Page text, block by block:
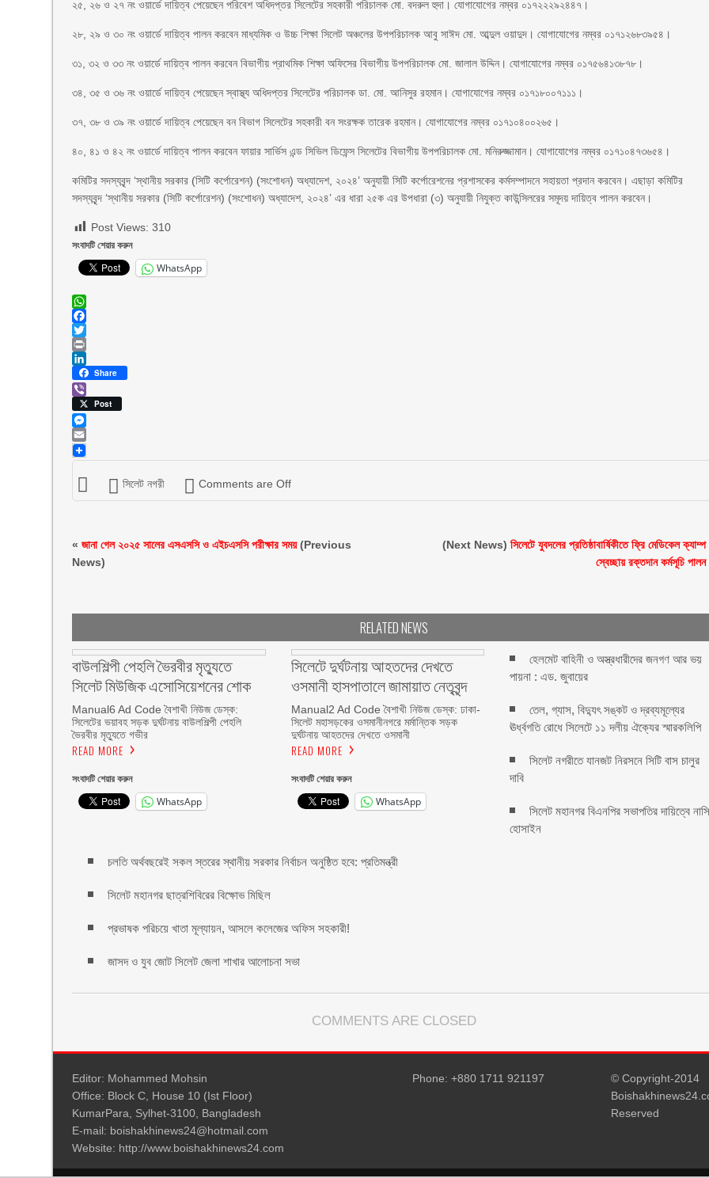
২৫, ২৬ ও ২৭ নং ওয়ার্ডে দায়িত্ব পেয়েছেন পরিবেশ অধিদপ্তর সিলেটের সহকারী পরিচালক মো. বদরুল হুদা। যোগাযোগের নম্বর ০১৭২২২৯২৪৪৭।
২৮, ২৯ ও ৩০ নং ওয়ার্ডে দায়িত্ব পালন করবেন মাধ্যমিক ও উচ্চ শিক্ষা সিলেট অঞ্চলের উপপরিচালক আবু সাঈদ মো. আব্দুল ওয়াদুদ। যোগাযোগের নম্বর ০১৭১২৬৮৩৯৫৪।
৩১, ৩২ ও ৩৩ নং ওয়ার্ডে দায়িত্ব পালন করবেন বিভাগীয় প্রাথমিক শিক্ষা অফিসের বিভাগীয় উপপরিচালক মো. জালাল উদ্দিন। যোগাযোগের নম্বর ০১৭৫৬৪১৩৮৭৮।
৩৪, ৩৫ ও ৩৬ নং ওয়ার্ডে দায়িত্ব পেয়েছেন স্বাস্থ্য অধিদপ্তর সিলেটের পরিচালক ডা. মো. আনিসুর রহমান। যোগাযোগের নম্বর ০১৭১৮০০৭১১১।
৩৭, ৩৮ ও ৩৯ নং ওয়ার্ডে দায়িত্ব পেয়েছেন বন বিভাগ সিলেটের সহকারী বন সংরক্ষক তারেক রহমান। যোগাযোগের নম্বর ০১৭১০৪০০২৬৫।
৪০, ৪১ ও ৪২ নং ওয়ার্ডে দায়িত্ব পালন করবেন ফায়ার সার্ভিস এন্ড সিভিল ডিফেন্স সিলেটের বিভাগীয় উপপরিচালক মো. মনিরুজ্জামান। যোগাযোগের নম্বর ০১৭১০৪৭৩৬৫৪।
কমিটির সদস্যবৃন্দ ‘স্থানীয় সরকার (সিটি কর্পোরেশন) (সংশোধন) অধ্যাদেশ, ২০২৪’ অনুযায়ী সিটি কর্পোরেশনের প্রশাসকের কর্মসম্পাদনে সহায়তা প্রদান করবেন। এছাড়া কমিটির
সদস্যবৃন্দ ‘স্থানীয় সরকার (সিটি কর্পোরেশন) (সংশোধন) অধ্যাদেশ, ২০২৪’ এর ধারা ২৫ক এর উপধারা (৩) অনুযায়ী নিযুক্ত কাউন্সিলরের সমূদয় দায়িত্ব পালন করবেন।
Post Views: 310
সংবাদটি শেয়ার করুন
WhatsApp
WhatsApp
Facebook
Twitter
Print
LinkedIn
Share
ViberPost
Messenger
Email
সিলেট নগরী Comments are Off
«জানা গেল ২০২৫ সালের এসএসসি ও এইচএসসি পরীক্ষার সময়(Previous
News)
(Next News)সিলেটে যুবদলের প্রতিষ্ঠাবার্ষিকীতে ফ্রি মেডিকেল
স্বেচ্ছায় রক্তদান কর্মসূচি পালন
RELATED NEWS
বাউলশিল্পী পেহলি ভৈরবীর মৃত্যুতে
সিলেট মিউজিক এসোসিয়েশনের শোক
Manual6 Ad Code বৈশাখী নিউজ ডেস্ক:
সিলেটের ভয়াবহ সড়ক দুর্ঘটনায় বাউলশিল্পী পেহলি
ভৈরবীর মৃত্যুতে গভীর
READ MORE
সংবাদটি শেয়ার করুন
WhatsApp
সিলেটে দুর্ঘটনায় আহতদের দেখতে
ওসমানী হাসপাতালে জামায়াত নেতৃবৃন্দ
Manual2 Ad Code বৈশাখী নিউজ ডেস্ক: ঢাকা-
সিলেট মহাসড়কের ওসমানীনগরে মর্মান্তিক সড়ক
দুর্ঘটনায় আহতদের দেখতে ওসমানী
READ MORE
সংবাদটি শেয়ার করুন
WhatsApp
হেলমেট বাহিনী ও অস্ত্রধারীদের জনগণ আর ভয়
পায়না : এড. জুবায়ের
তেল, গ্যাস, বিদ্যুৎ সঙ্কট ও দ্রব্যমূল্যের
ঊর্ধ্বগতি রোধে সিলেটে ১১ দলীয় ঐক্যের স্মারকলিপি
সিলেট নগরীতে যানজট নিরসনে সিটি বাস চালুর
দাবি
সিলেট মহানগর বিএনপির সভাপতির দায়িত্বে
হোসাইন
চলতি অর্থবছরেই সকল স্তরের স্থানীয় সরকার নির্বাচন অনুষ্ঠিত হবে: প্রতিমন্ত্রী
সিলেট মহানগর ছাত্রশিবিরের বিক্ষোভ মিছিল
প্রভাষক পরিচয়ে খাতা মূল্যায়ন, আসলে কলেজের অফিস সহকারী!
জাসদ ও যুব জোট সিলেট জেলা শাখার আলোচনা সভা
COMMENTS ARE CLOSED
Editor: Mohammed Mohsin
Office: Block C, House 10 (Ist Floor)
KumarPara, Sylhet-3100, Bangladesh
E-mail: boishakhinews24@hotmail.com
Website: http://www.boishakhinews24.com
Phone: +880 1711 921197
© Copyright-2014
Reserved